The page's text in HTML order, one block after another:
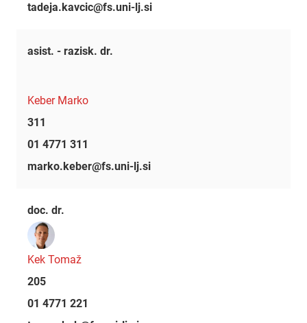
tadeja.kavcic@fs.uni-lj.si
asist. - razisk. dr.
Keber Marko
311
01 4771 311
marko.keber@fs.uni-lj.si
doc. dr.
Kek Tomaž
205
01 4771 221